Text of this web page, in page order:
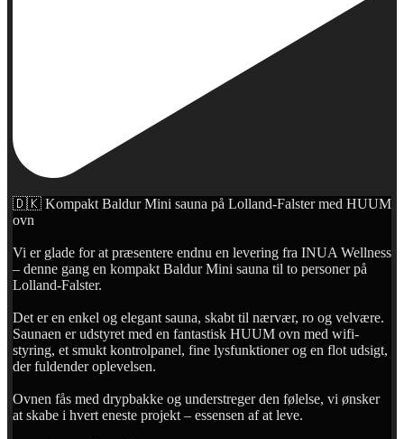
🇩🇰 Kompakt Baldur Mini sauna på Lolland-Falster med HUUM
ovn
Vi er glade for at præsentere endnu en levering fra INUA Wellness
– denne gang en kompakt Baldur Mini sauna til to personer på
Lolland-Falster.
Det er en enkel og elegant sauna, skabt til nærvær, ro og velvære.
Saunaen er udstyret med en fantastisk HUUM ovn med wifi-
styring, et smukt kontrolpanel, fine lysfunktioner og en flot udsigt,
der fuldender oplevelsen.
Ovnen fås med drypbakke og understreger den følelse, vi ønsker
at skabe i hvert eneste projekt – essensen af at leve.